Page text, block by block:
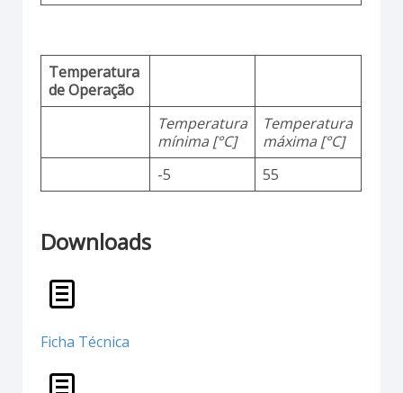
Temperatura
de Operação
Temperatura
mínima [°C]
Temperatura
máxima [°C]
-5
55
Downloads
Ficha Técnica